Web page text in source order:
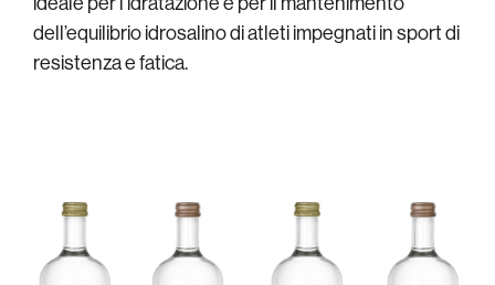
dell’equilibrio idrosalino di atleti impegnati in sport di
resistenza e fatica.